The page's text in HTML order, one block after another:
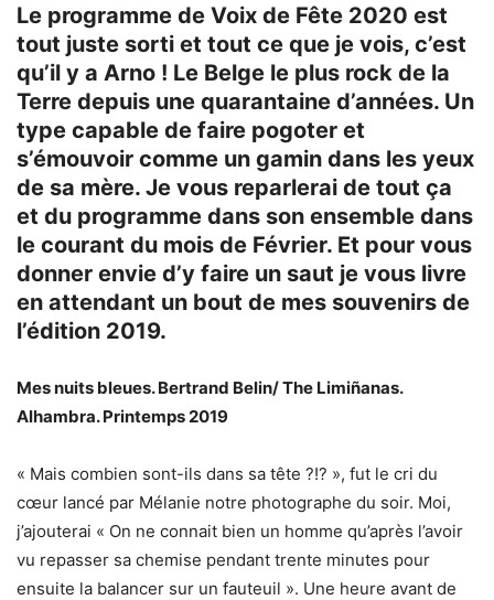
Le programme de Voix de Fête 2020 est
tout juste sorti et tout ce que je vois, c’est
qu’il y a Arno ! Le Belge le plus rock de la
Terre depuis une quarantaine d’années. Un
type capable de faire pogoter et
s’émouvoir comme un gamin dans les yeux
de sa mère. Je vous reparlerai de tout ça
et du programme dans son ensemble dans
le courant du mois de Février. Et pour vous
donner envie d’y faire un saut je vous livre
en attendant un bout de mes souvenirs de
l’édition 2019.
Mes nuits bleues. Bertrand Belin/ The Limiñanas.
Alhambra. Printemps 2019
« Mais combien sont-ils dans sa tête ?!? », fut le cri du
cœur lancé par Mélanie notre photographe du soir. Moi,
j’ajouterai « On ne connait bien un homme qu’après l’avoir
vu repasser sa chemise pendant trente minutes pour
ensuite la balancer sur un fauteuil ». Une heure avant de